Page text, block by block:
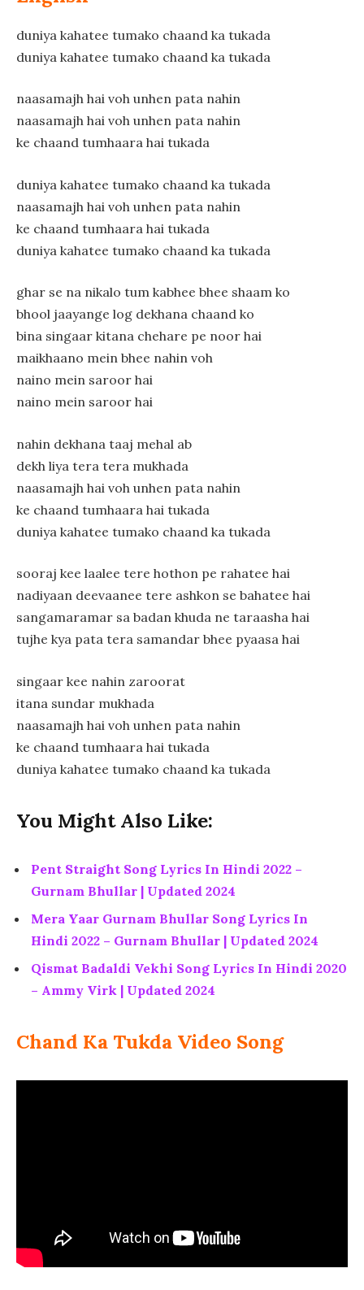
duniya kahatee tumako chaand ka tukada
duniya kahatee tumako chaand ka tukada
naasamajh hai voh unhen pata nahin
naasamajh hai voh unhen pata nahin
ke chaand tumhaara hai tukada
duniya kahatee tumako chaand ka tukada
naasamajh hai voh unhen pata nahin
ke chaand tumhaara hai tukada
duniya kahatee tumako chaand ka tukada
ghar se na nikalo tum kabhee bhee shaam ko
bhool jaayange log dekhana chaand ko
bina singaar kitana chehare pe noor hai
maikhaano mein bhee nahin voh
naino mein saroor hai
naino mein saroor hai
nahin dekhana taaj mehal ab
dekh liya tera tera mukhada
naasamajh hai voh unhen pata nahin
ke chaand tumhaara hai tukada
duniya kahatee tumako chaand ka tukada
sooraj kee laalee tere hothon pe rahatee hai
nadiyaan deevaanee tere ashkon se bahatee hai
sangamaramar sa badan khuda ne taraasha hai
tujhe kya pata tera samandar bhee pyaasa hai
singaar kee nahin zaroorat
itana sundar mukhada
naasamajh hai voh unhen pata nahin
ke chaand tumhaara hai tukada
duniya kahatee tumako chaand ka tukada
You Might Also Like:
Pent Straight Song Lyrics In Hindi 2022 –
Gurnam Bhullar | Updated 2024
Mera Yaar Gurnam Bhullar Song Lyrics In
Hindi 2022 – Gurnam Bhullar | Updated 2024
Qismat Badaldi Vekhi Song Lyrics In Hindi 2020
– Ammy Virk | Updated 2024
Chand Ka Tukda Video Song